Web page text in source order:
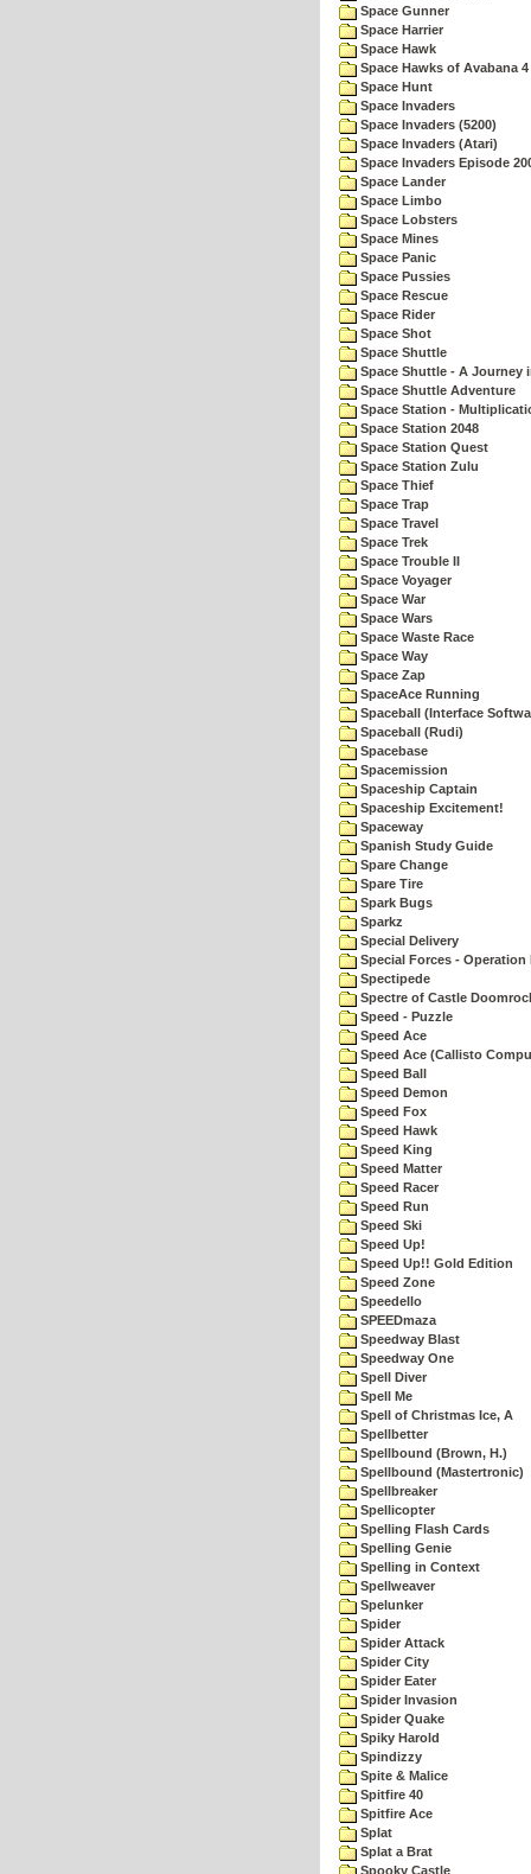
Space Gunner
Space Harrier
Space Hawk
Space Hawks of Avabana 4
Space Hunt
Space Invaders
Space Invaders (5200)
Space Invaders (Atari)
Space Invaders Episode
Space Lander
Space Limbo
Space Lobsters
Space Mines
Space Panic
Space Pussies
Space Rescue
Space Rider
Space Shot
Space Shuttle
Space Shuttle - A Journey
Space Shuttle Adventure
Space Station -
Space Station 2048
Space Station Quest
Space Station Zulu
Space Thief
Space Trap
Space Travel
Space Trek
Space Trouble II
Space Voyager
Space War
Space Wars
Space Waste Race
Space Way
Space Zap
SpaceAce Running
Spaceball (Interface
Spaceball (Rudi)
Spacebase
Spacemission
Spaceship Captain
Spaceship Excitement!
Spaceway
Spanish Study Guide
Spare Change
Spare Tire
Spark Bugs
Sparkz
Special Delivery
Special Forces - Operation
Spectipede
Spectre of Castle
Speed - Puzzle
Speed Ace
Speed Ace (Callisto
Speed Ball
Speed Demon
Speed Fox
Speed Hawk
Speed King
Speed Matter
Speed Racer
Speed Run
Speed Ski
Speed Up!
Speed Up!! Gold Edition
Speed Zone
Speedello
SPEEDmaza
Speedway Blast
Speedway One
Spell Diver
Spell Me
Spell of Christmas Ice, A
Spellbetter
Spellbound (Brown, H.)
Spellbound (Mastertronic)
Spellbreaker
Spellicopter
Spelling Flash Cards
Spelling Genie
Spelling in Context
Spellweaver
Spelunker
Spider
Spider Attack
Spider City
Spider Eater
Spider Invasion
Spider Quake
Spiky Harold
Spindizzy
Spite & Malice
Spitfire 40
Spitfire Ace
Splat
Splat a Brat
Spooky Castle